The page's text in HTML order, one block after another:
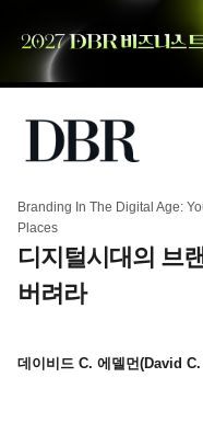
Branding In The Digital Age:
Places
디지털시대의 브
버려라
데이비드 C. 에델먼(David